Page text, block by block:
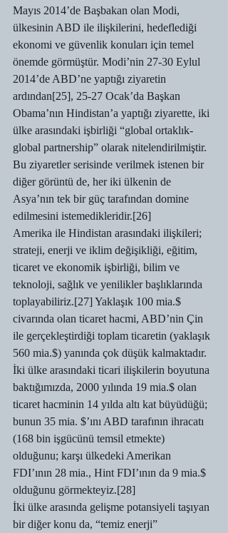
Mayıs 2014’de Başbakan olan Modi,
ülkesinin ABD ile ilişkilerini, hedeflediği
ekonomi ve güvenlik konuları için temel
önemde görmüştür. Modi’nin 27-30 Eylul
2014’de ABD’ne yaptığı ziyaretin
ardından[25], 25-27 Ocak’da Başkan
Obama’nın Hindistan’a yaptığı ziyarette, iki
ülke arasındaki işbirliği “global ortaklık-
global partnership” olarak nitelendirilmiştir.
Bu ziyaretler serisinde verilmek istenen bir
diğer görüntü de, her iki ülkenin de
Asya’nın tek bir güç tarafından domine
edilmesini istemedikleridir.[26]
Amerika ile Hindistan arasındaki ilişkileri;
strateji, enerji ve iklim değişikliği, eğitim,
ticaret ve ekonomik işbirliği, bilim ve
teknoloji, sağlık ve yenilikler başlıklarında
toplayabiliriz.[27] Yaklaşık 100 mia.$
civarında olan ticaret hacmi, ABD’nin Çin
ile gerçekleştirdiği toplam ticaretin (yaklaşık
560 mia.$) yanında çok düşük kalmaktadır.
İki ülke arasındaki ticari ilişkilerin boyutuna
baktığımızda, 2000 yılında 19 mia.$ olan
ticaret hacminin 14 yılda altı kat büyüdüğü;
bunun 35 mia. $’ını ABD tarafının ihracatı
(168 bin işgücünü temsil etmekte)
olduğunu; karşı ülkedeki Amerikan
FDI’ının 28 mia., Hint FDI’ının da 9 mia.$
olduğunu görmekteyiz.[28]
İki ülke arasında gelişme potansiyeli taşıyan
bir diğer konu da, “temiz enerji”